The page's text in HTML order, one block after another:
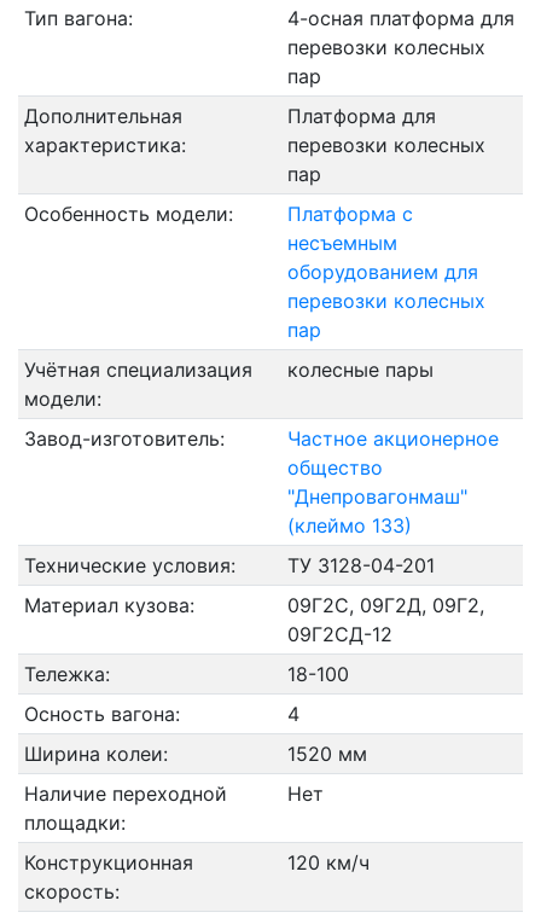
Тип вагона:
4-осная платформа для
перевозки колесных
пар
Дополнительная
характеристика:
Платформа для
перевозки колесных
пар
Особенность модели:
Платформа с
несъемным
оборудованием для
перевозки колесных
пар
Учётная специализация
модели:
колесные пары
Завод-изготовитель:
Частное акционерное
общество
"Днепровагонмаш"
(клеймо 133)
Технические условия:
ТУ 3128-04-201
Материал кузова:
09Г2С, 09Г2Д, 09Г2,
09Г2СД-12
Тележка:
18-100
Осность вагона:
4
Ширина колеи:
1520 мм
Наличие переходной
площадки:
Нет
Конструкционная
скорость:
120 км/ч